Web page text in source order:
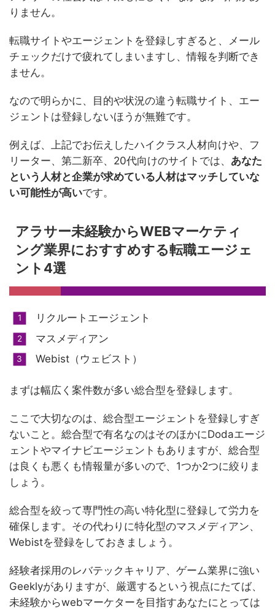
りません。
転職サイトやエージェントを登録しすぎると、メール
チェックだけで疲れてしまいますし、情報を判断でき
ません。
なので明らかに、目的や状況の違う転職サイト、エー
ジェントは登録しないほうが無難です。
例えば、上記でお伝えしたハイクラス人材向けや、フ
リーター、第二新卒、20代向けのサイトでは、 あなた
という人材と企業が求めている人材はマッチしていな
い可能性が高いです。
アラサー未経験からWEBマーケティ
ング業界におすすめする転職エージェ
ント4選
リクルートエージェント
マスメディアン
Webist（ウェビスト）
まずは幅広く案件数が多い総合型を登録します。
ここで大切なのは、総合型エージェントを登録しすぎ
ないこと。総合型で有名なのはそのほかにDodaエージ
ェントやマイナビエージェントもありますが、総合型
は良くも悪くも情報量が多いので、1つか2つに絞りま
しょう。
総合型を絞って専門性の高い特化型に登録して労力を
確保します。その代わりに特化型のマスメディアン、
Webistを登録をしておきましょう。
経験者採用のレバテックキャリア、ゲーム業界に強い
Geeklyがありますが、厳選するという視点にたてば、
未経験からwebマーケターを目指すあなたにとっては